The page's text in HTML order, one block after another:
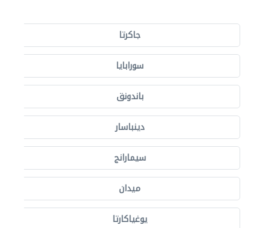
جاكرتا
سورابايا
باندونق
دينباسار
سيمارانج
ميدان
يوغياكارتا